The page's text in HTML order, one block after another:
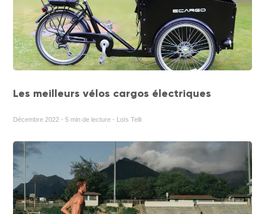
Les meilleurs vélos cargos électriques
Décembre 2022 - 5 min de lecture - Loïs Telli